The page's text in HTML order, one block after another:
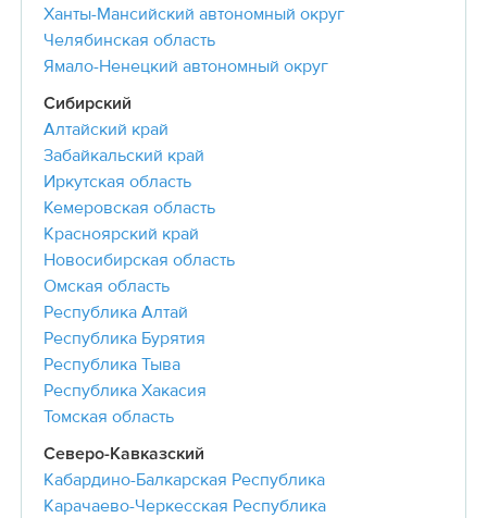
Ханты-Мансийский автономный округ
Челябинская область
Ямало-Ненецкий автономный округ
Сибирский
Алтайский край
Забайкальский край
Иркутская область
Кемеровская область
Красноярский край
Новосибирская область
Омская область
Республика Алтай
Республика Бурятия
Республика Тыва
Республика Хакасия
Томская область
Северо-Кавказский
Кабардино-Балкарская Республика
Карачаево-Черкесская Республика